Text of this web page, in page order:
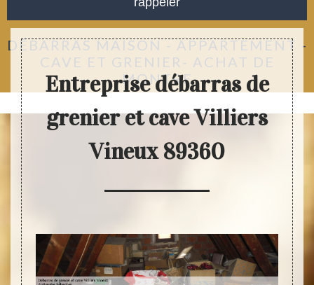
DÉBARRAS MAISON - APPARTEMENT -
CAVE ET GRENIER- ACHAT DE
MONTRE
Entreprise débarras de
grenier et cave Villiers
Vineux 89360